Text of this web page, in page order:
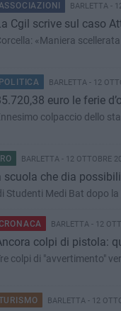
BARLETTA -
Cgil scrive sul caso
«Maniera
POLITICA BARLETTA - 12
euro le ferie
BARLETTA - 12 OTTOBRE
scuola che dia
Studenti Medi Bat dopo
BARLETTA - 12
colpi di pistola:
colpi di "avvertimento"
BARLETTA - 12